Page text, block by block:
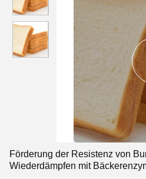
Förderung der Resistenz von
Wiederdämpfen mit